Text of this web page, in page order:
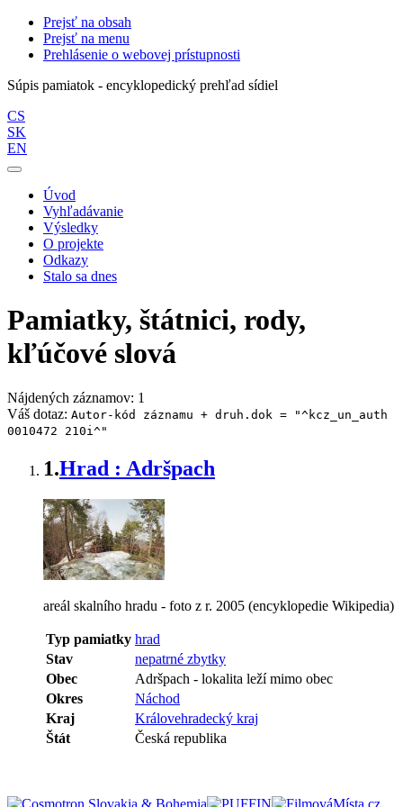
Prejsť na obsah
Prejsť na menu
Prehlásenie o webovej prístupnosti
Súpis pamiatok - encyklopedický prehľad sídiel
CS
SK
EN
Úvod
Vyhľadávanie
Výsledky
O projekte
Odkazy
Stalo sa dnes
Pamiatky, štátnici, rody,
kľúčové slová
Nájdených záznamov: 1
Váš dotaz: Autor-kód záznamu + druh.dok = "^kcz_un_auth
0010472 210i^"
1.Hrad : Adršpach
areál skalního hradu - foto z r. 2005 (encyklopedie Wikipedia)
Typ pamiatky hrad
Stav
nepatrné zbytky
Obec
Adršpach - lokalita leží mimo obec
Okres
Náchod
Kraj
Královehradecký kraj
Štát
Česká republika